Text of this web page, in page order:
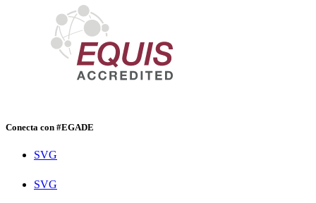
Conecta con #EGADE
SVG
SVG